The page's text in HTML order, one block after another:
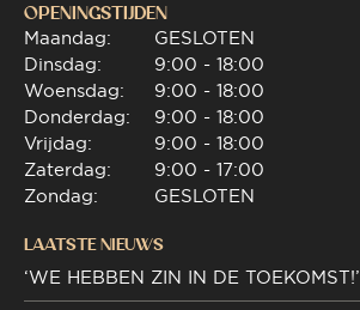
OPENINGSTIJDEN
Maandag:
Dinsdag:
Woensdag:
Donderdag:
Vrijdag:
Zaterdag:
Zondag:
GESLOTEN
9:00 - 18:00
9:00 - 18:00
9:00 - 18:00
9:00 - 18:00
9:00 - 17:00
GESLOTEN
LAATSTE NIEUWS
‘WE HEBBEN ZIN IN DE TOEKOMST!’